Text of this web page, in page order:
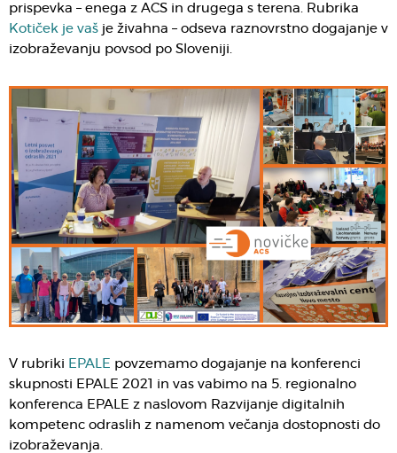
prispevka – enega z ACS in drugega s terena. Rubrika
Kotiček je vaš je živahna – odseva raznovrstno dogajanje v
izobraževanju povsod po Sloveniji.
V rubriki EPALE povzemamo dogajanje na konferenci
skupnosti EPALE 2021 in vas vabimo na 5. regionalno
konferenca EPALE z naslovom Razvijanje digitalnih
kompetenc odraslih z namenom večanja dostopnosti do
izobraževanja.